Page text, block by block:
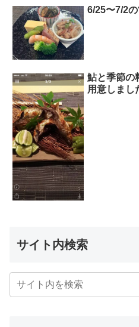
6/25〜7/2
鮎と季節の
用意しまし
サイト内検索